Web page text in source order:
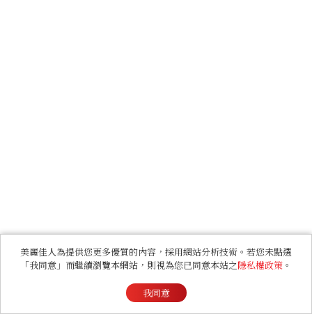
美麗佳人為提供您更多優質的內容，採用網站分析技術。若您未點選
「我同意」而繼續瀏覽本網站，則視為您已同意本站之隱私權政策 。
我同意